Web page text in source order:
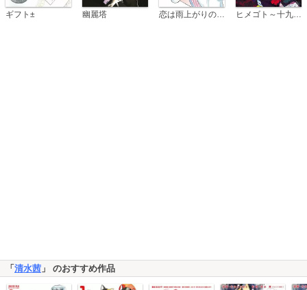
ギフト± 幽麗塔 恋は雨上がりのように ヒメゴト～十九歳の制服～
「 清水茜 」 のおすすめ作品